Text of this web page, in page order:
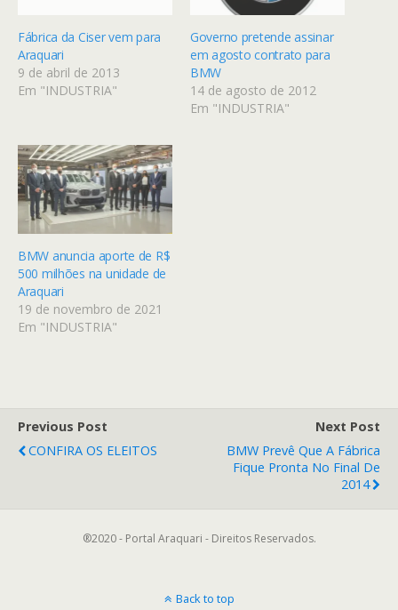
Fábrica da Ciser vem para
Araquari
9 de abril de 2013
Em "INDUSTRIA"
Governo pretende assinar
em agosto contrato para
BMW
14 de agosto de 2012
Em "INDUSTRIA"
BMW anuncia aporte de R$
500 milhões na unidade de
Araquari
19 de novembro de 2021
Em "INDUSTRIA"
Previous Post
CONFIRA OS ELEITOS
Next Post
BMW Prevê Que A Fábrica
Fique Pronta No Final De
2014
®2020 - Portal Araquari - Direitos Reservados.
Back to top